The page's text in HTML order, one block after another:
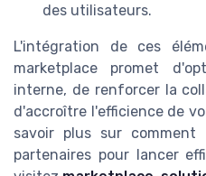
des utilisateurs.
L'intégration de ces
marketplace promet
interne, de renforcer la
d'accroître l'efficience de
savoir plus sur
partenaires pour lancer